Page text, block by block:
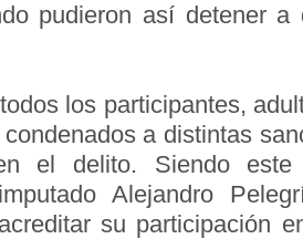
pudieron así detener a
los participantes,
a distintas
el delito. Siendo
Alejandro
su participación